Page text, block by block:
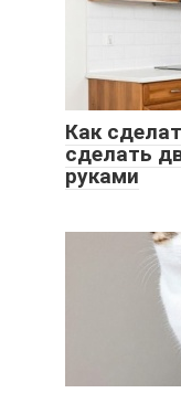
Как
сделать
руками